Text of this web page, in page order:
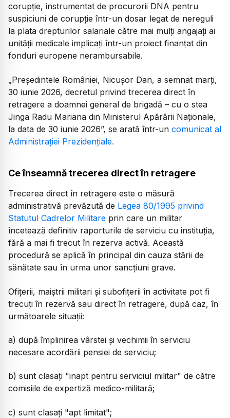
corupție, instrumentat de procurorii DNA pentru
suspiciuni de corupție într-un dosar legat de nereguli
la plata drepturilor salariale către mai mulți angajați ai
unității medicale implicați într-un proiect finanțat din
fonduri europene nerambursabile.
„Președintele României, Nicușor Dan, a semnat marți,
30 iunie 2026, decretul privind trecerea direct în
retragere a doamnei general de brigadă – cu o stea
Jinga Radu Mariana din Ministerul Apărării Naționale,
la data de 30 iunie 2026”, se arată într-un comunicat al
Administrației Prezidențiale.
Ce înseamnă trecerea direct în retragere
Trecerea direct în retragere este o măsură
administrativă prevăzută de Legea 80/1995 privind
Statutul Cadrelor Militare prin care un militar
încetează definitiv raporturile de serviciu cu instituția,
fără a mai fi trecut în rezerva activă. Această
procedură se aplică în principal din cauza stării de
sănătate sau în urma unor sancțiuni grave.
Ofiţerii, maiştrii militari şi subofiţerii în activitate pot fi
trecuţi în rezervă sau direct în retragere, după caz, în
următoarele situaţii:
a) după împlinirea vârstei şi vechimii în serviciu
necesare acordării pensiei de serviciu;
b) sunt clasaţi "inapt pentru serviciul militar" de către
comisiile de expertiză medico-militară;
c) sunt clasaţi "apt limitat";